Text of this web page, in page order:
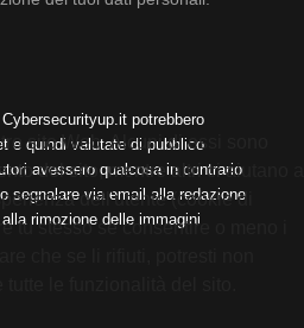
potrebbero
e quindi valutate di pubblico
avessero qualcosa in contrario
segnalare via email alla redazione
rimozione delle immagini
sito Web. Alcuni di essi sono
del sito, mentre altri ci aiutano a
dell'utente (cookie di
tu stesso se consentire o meno i
che se li rifiuti, potresti non